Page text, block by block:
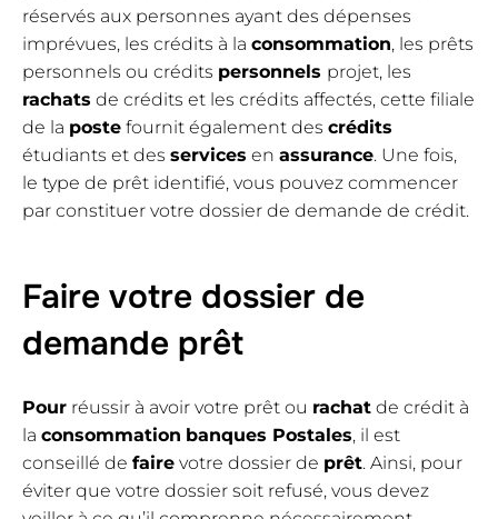
réservés aux personnes ayant des dépenses
imprévues, les crédits à la consommation, les prêts
personnels ou crédits personnels projet, les
rachats de crédits et les crédits affectés, cette filiale
de la poste fournit également des crédits
étudiants et des services en assurance. Une fois,
le type de prêt identifié, vous pouvez commencer
par constituer votre dossier de demande de crédit.
Faire votre dossier de
demande prêt
Pour réussir à avoir votre prêt ou rachat de crédit à
la consommation banques Postales, il est
conseillé de faire votre dossier de prêt. Ainsi, pour
éviter que votre dossier soit refusé, vous devez